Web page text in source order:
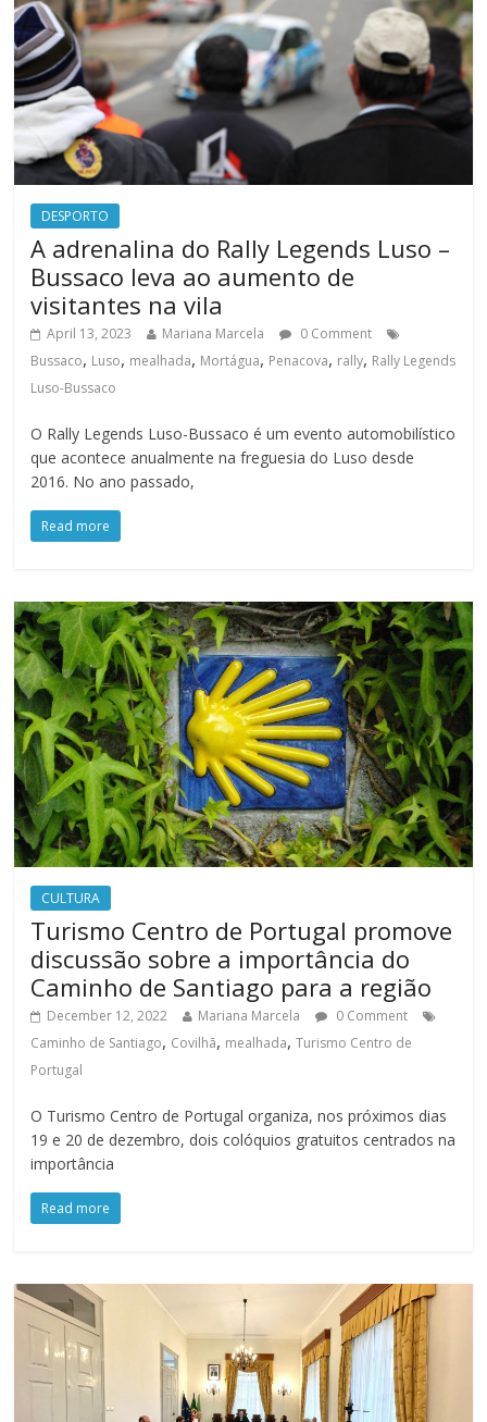
DESPORTO
A adrenalina do Rally Legends Luso –
Bussaco leva ao aumento de
visitantes na vila
April 13, 2023 Mariana Marcela
0 Comment
Bussaco, Luso, mealhada, Mortágua, Penacova, rally, Rally Legends
Luso-Bussaco
O Rally Legends Luso-Bussaco é um evento automobilístico
que acontece anualmente na freguesia do Luso desde
2016. No ano passado,
Read more
CULTURA
Turismo Centro de Portugal promove
discussão sobre a importância do
Caminho de Santiago para a região
December 12, 2022 Mariana Marcela
0 Comment
Caminho de Santiago, Covilhã, mealhada,Turismo Centro de
Portugal
O Turismo Centro de Portugal organiza, nos próximos dias
19 e 20 de dezembro, dois colóquios gratuitos centrados na
importância
Read more